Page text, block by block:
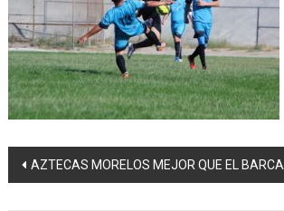
Navegación
AZTECAS MORELOS MEJOR QUE EL BARCA